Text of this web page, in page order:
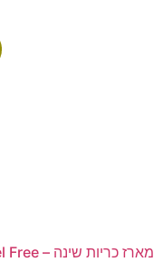
מארז כריות שינה – Feel Free